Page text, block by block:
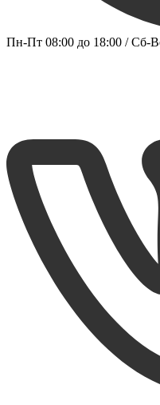
Пн-Пт 08:00 до 18:00 / Сб-